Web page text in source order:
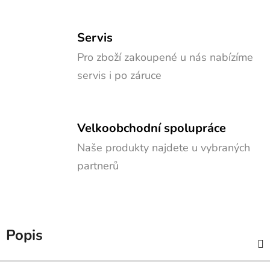
Servis
Pro zboží zakoupené u nás nabízíme
servis i po záruce
Velkoobchodní spolupráce
Naše produkty najdete u vybraných
partnerů
Popis